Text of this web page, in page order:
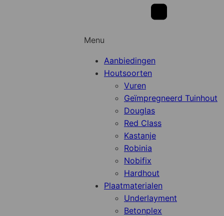
Menu
Aanbiedingen
Houtsoorten
Vuren
Geïmpregneerd Tuinhout
Douglas
Red Class
Kastanje
Robinia
Nobifix
Hardhout
Plaatmaterialen
Underlayment
Betonplex